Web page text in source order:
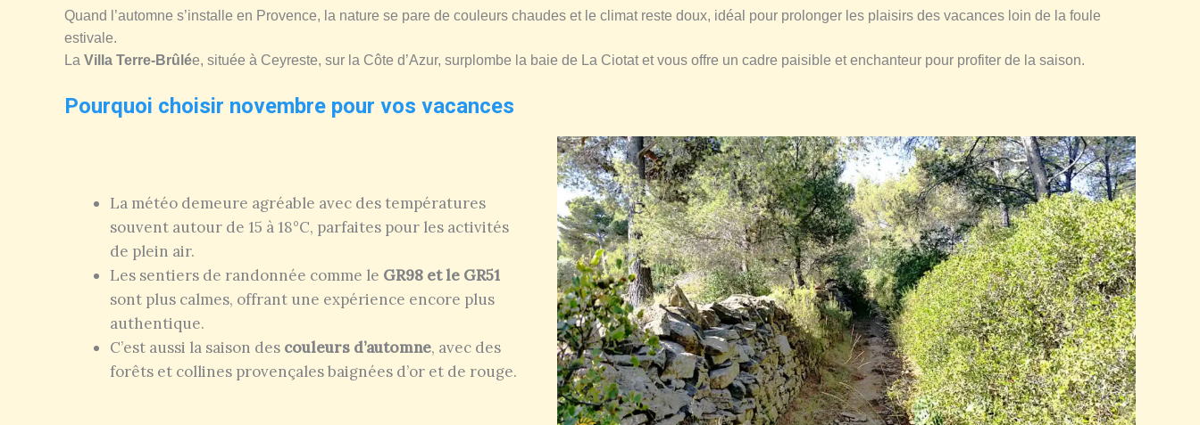
Quand l’automne s’installe en Provence, la nature se pare de couleurs chaudes et le climat reste doux, idéal pour prolonger les plaisirs des vacances loin de la foule
estivale.
La Villa Terre-Brûlée, située à Ceyreste, sur la Côte d’Azur, surplombe la baie de La Ciotat et vous offre un cadre paisible et enchanteur pour profiter de la saison.
Pourquoi choisir novembre pour vos vacances
La météo demeure agréable avec des températures
souvent autour de 15 à 18°C, parfaites pour les activités
de plein air.
Les sentiers de randonnée comme le GR98 et le GR51
sont plus calmes, offrant une expérience encore plus
authentique.
C’est aussi la saison des couleurs d’automne, avec des
forêts et collines provençales baignées d’or et de rouge.